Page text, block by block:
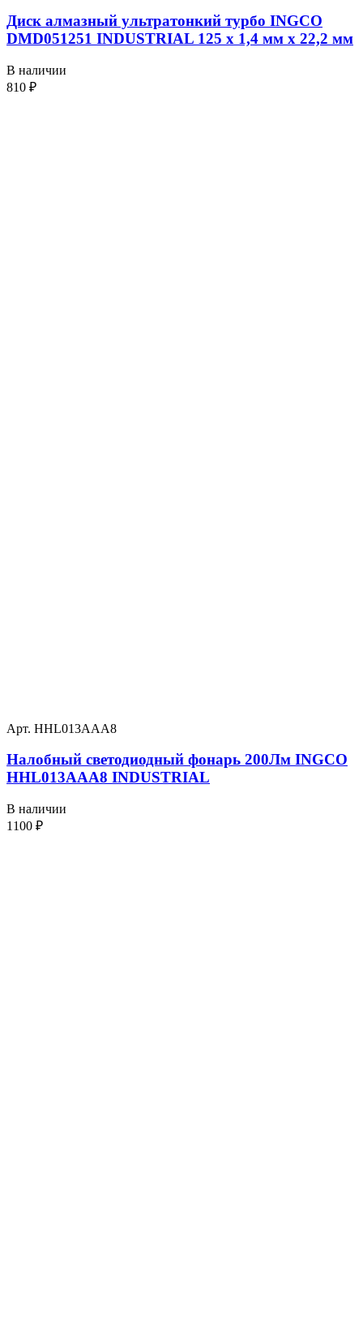
Диск алмазный ультратонкий турбо INGCO
DMD051251 INDUSTRIAL 125 х 1,4 мм x 22,2 мм
В наличии
810 ₽
Арт. HHL013AAA8
Налобный светодиодный фонарь 200Лм INGCO
HHL013AAA8 INDUSTRIAL
В наличии
1100 ₽